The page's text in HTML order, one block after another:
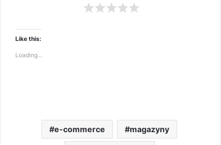
Like this:
Loading...
e-commerce magazyny